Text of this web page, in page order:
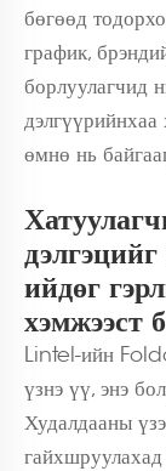
бөгөөд
график,
борлуулагчид
дэлгүүрийнхаа
өмнө нь
ийдөг
хэмжээст
Lintel-ийн
үзнэ үү, энэ
Худалдааны